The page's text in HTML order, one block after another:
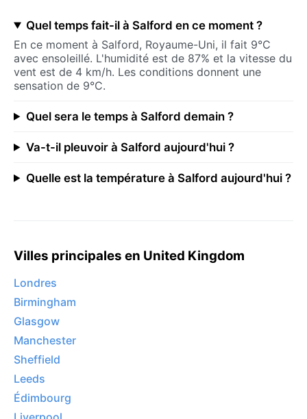
Quel temps fait-il à Salford en ce moment ?
En ce moment à Salford, Royaume-Uni, il fait 9°C
avec ensoleillé. L'humidité est de 87% et la vitesse du
vent est de 4 km/h. Les conditions donnent une
sensation de 9°C.
Quel sera le temps à Salford demain ?
Va-t-il pleuvoir à Salford aujourd'hui ?
Quelle est la température à Salford aujourd'hui ?
Villes principales en United Kingdom
Londres
Birmingham
Glasgow
Manchester
Sheffield
Leeds
Édimbourg